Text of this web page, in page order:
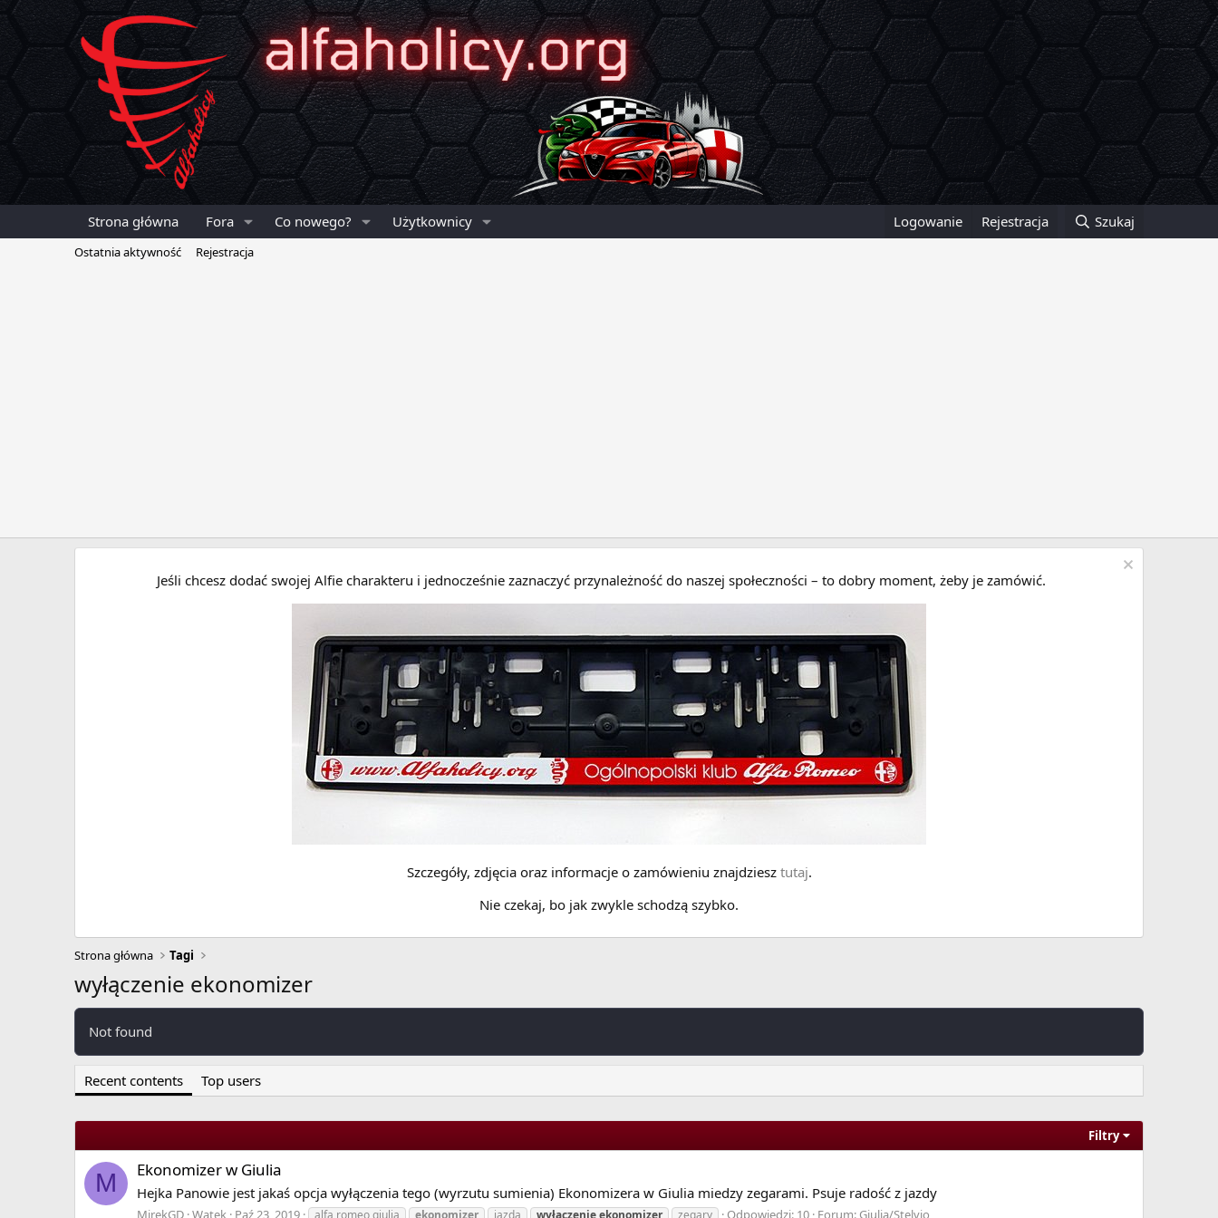
Strona główna Fora Co nowego? Użytkownicy Logowanie Rejestracja Szukaj
Ostatnia aktywność Rejestracja
Jeśli chcesz dodać swojej Alfie charakteru i jednocześnie zaznaczyć przynależność do naszej społeczności – to dobry moment, żeby je zamówić.
Szczegóły, zdjęcia oraz informacje o zamówieniu znajdziesz tutaj.
Nie czekaj, bo jak zwykle schodzą szybko.
Strona główna Tagi
wyłączenie ekonomizer
Not found
Recent contents Top users
Filtry
M Ekonomizer w Giulia
Hejka Panowie jest jakaś opcja wyłączenia tego (wyrzutu sumienia) Ekonomizera w Giulia miedzy zegarami. Psuje radość z jazdy
MirekGD Wątek Paź 23, 2019 alfa romeo giulia ekonomizer jazda wyłączenieekonomizer zegary Odpowiedzi: 10 Forum: Giulia/Stelvio